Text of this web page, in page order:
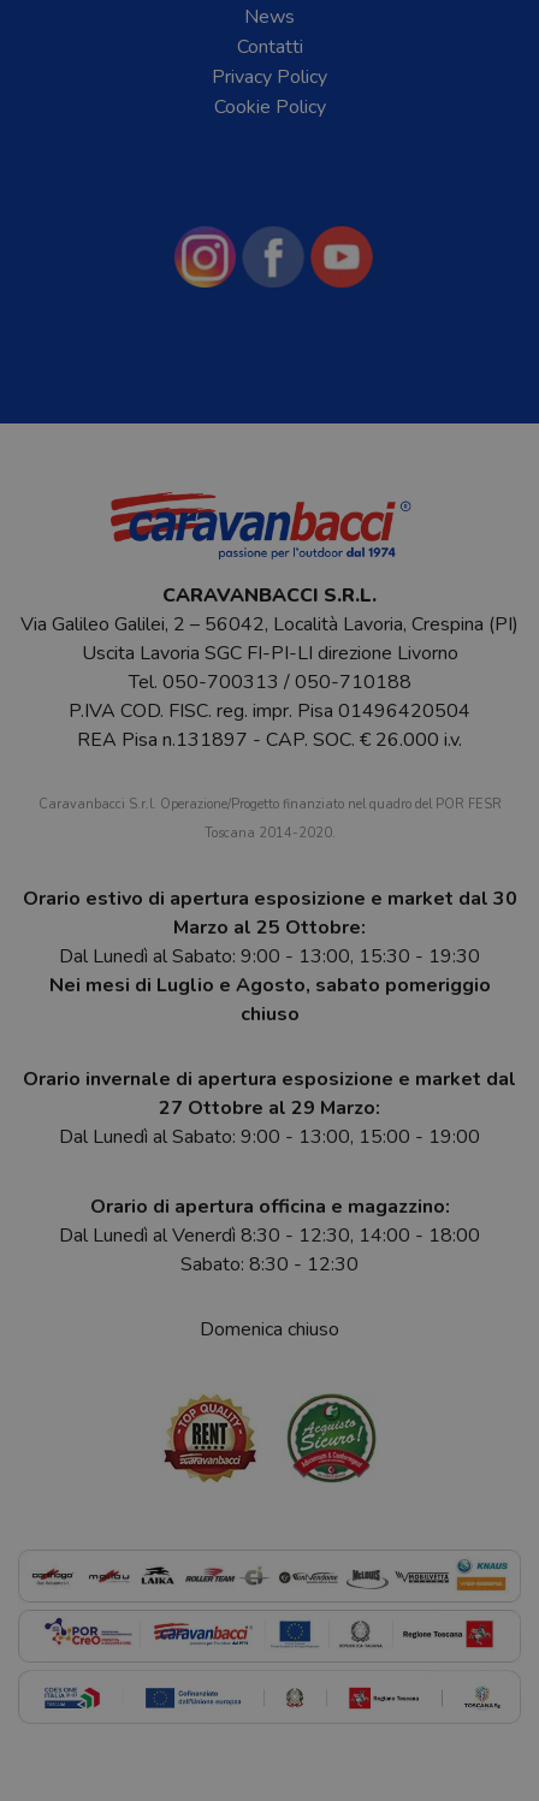
News
Contatti
Privacy Policy
Cookie Policy
CARAVANBACCI S.R.L.
Via Galileo Galilei, 2 – 56042, Località Lavoria, Crespina (PI)
Uscita Lavoria SGC FI-PI-LI direzione Livorno
Tel. 050-700313 /050-710188
P.IVA COD. FISC. reg. impr. Pisa 01496420504
REA Pisa n.131897 - CAP. SOC. € 26.000 i.v.
Caravanbacci S.r.l. Operazione/Progetto finanziato nel quadro del POR FESR
Toscana 2014-2020.
Orario estivo di apertura esposizione e market dal 30
Marzo al 25 Ottobre:
Dal Lunedì al Sabato: 9:00 - 13:00, 15:30 - 19:30
Nei mesi di Luglio e Agosto, sabato pomeriggio
chiuso
Orario invernale di apertura esposizione e market dal
27 Ottobre al 29 Marzo:
Dal Lunedì al Sabato: 9:00 - 13:00, 15:00 - 19:00
Orario di apertura officina e magazzino:
Dal Lunedì al Venerdì 8:30 - 12:30, 14:00 - 18:00
Sabato: 8:30 - 12:30
Domenica chiuso